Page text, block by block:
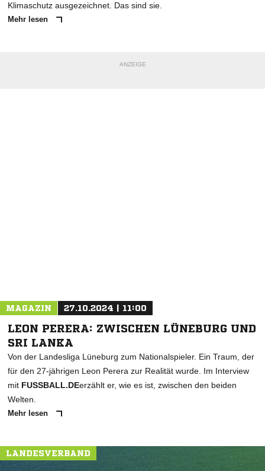
Klimaschutz ausgezeichnet. Das sind sie.
Mehr lesen
ANZEIGE
MAGAZIN 27.10.2024 | 11:00
LEON PERERA: ZWISCHEN LÜNEBURG UND
SRI LANKA
Von der Landesliga Lüneburg zum Nationalspieler. Ein Traum, der
für den 27-jährigen Leon Perera zur Realität wurde. Im Interview
mit FUSSBALL.DEerzählt er, wie es ist, zwischen den beiden
Welten.
Mehr lesen
LANDESVERBAND